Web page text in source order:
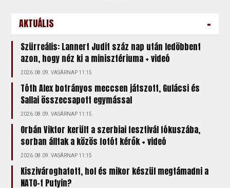
AKTUÁLIS -
Szürreális: Lannert Judit száz nap után ledöbbent
azon, hogy néz ki a minisztériuma + videó
2026.08.09. VASÁRNAP 11:15
Tóth Alex botrányos meccsen játszott, Gulácsi és
Sallai összecsapott egymással
2026.08.09. VASÁRNAP 11:15
Orbán Viktor került a szerbiai fesztivál fókuszába,
sorban álltak a közös fotót kérők + videó
2026.08.09. VASÁRNAP 11:15
Kiszivároghatott, hol és mikor készül megtámadni a
NATO-t Putyin?